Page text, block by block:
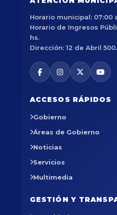
Horario municipal: 07:00
Horario de Ingresos
hs.
Dirección: 12 de Abril 500.
ACCESOS RÁPIDOS
Gobierno
Áreas de Gobierno
Noticias
Servicios
Multimedia
GESTIÓN Y